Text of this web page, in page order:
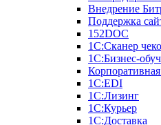
Внедрение
Поддержка
152DOC
1С:Сканер
1С:Бизнес-
1С:ЕDI
1С:Лизинг
1С:Курьер
1С:Доставка